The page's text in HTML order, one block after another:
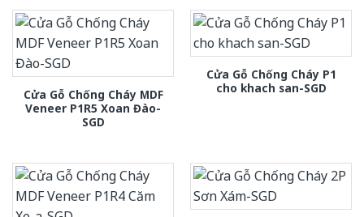
Cửa Gỗ Chống Cháy MDF
Veneer P1R5 Xoan Đào-
SGD
Cửa Gỗ Chống Cháy P1
cho khach san-SGD